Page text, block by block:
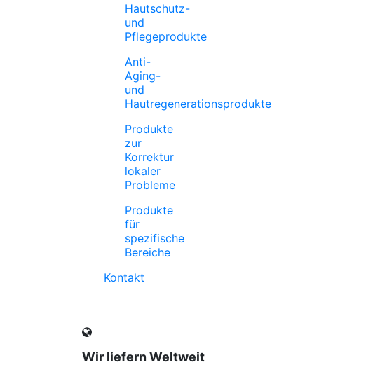
Hautschutz-
und
Pflegeprodukte
Anti-
Aging-
und
Hautregenerationsprodukte
Produkte
zur
Korrektur
lokaler
Probleme
Produkte
für
spezifische
Bereiche
Kontakt
Wir liefern Weltweit